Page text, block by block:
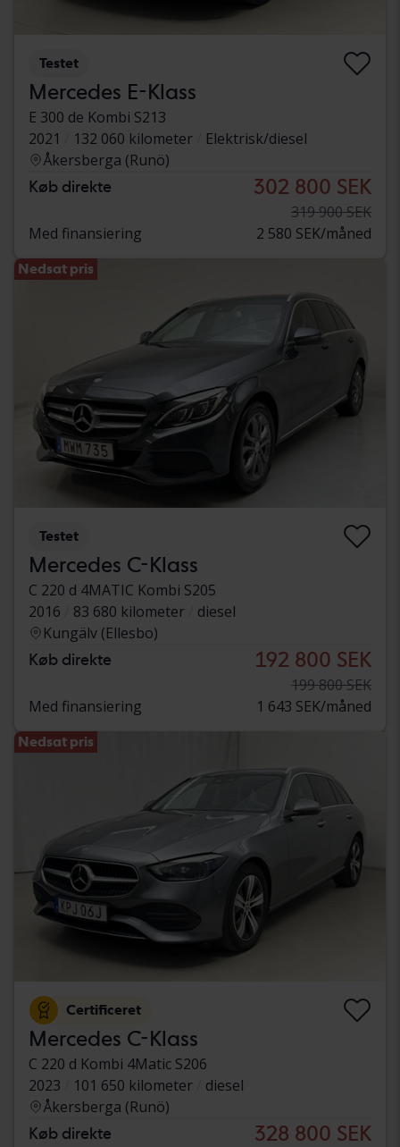
Testet
Mercedes E-Klass
E 300 de Kombi S213
2021
132 060 kilometer
Elektrisk/diesel
Åkersberga (Runö)
Køb direkte 302 800 SEK
319 900 SEK
Med finansiering
2 580 SEK/måned
Nedsat pris
Testet
Mercedes C-Klass
C 220 d 4MATIC Kombi S205
2016
83 680 kilometer
diesel
Kungälv (Ellesbo)
Køb direkte 192 800 SEK
199 800 SEK
Med finansiering
1 643 SEK/måned
Nedsat pris
Certificeret
Mercedes C-Klass
C 220 d Kombi 4Matic S206
2023
101 650 kilometer
diesel
Åkersberga (Runö)
Køb direkte 328 800 SEK